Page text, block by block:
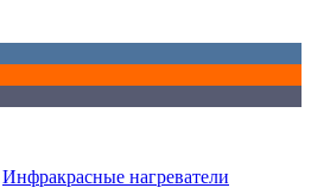
Инфракрасные нагреватели